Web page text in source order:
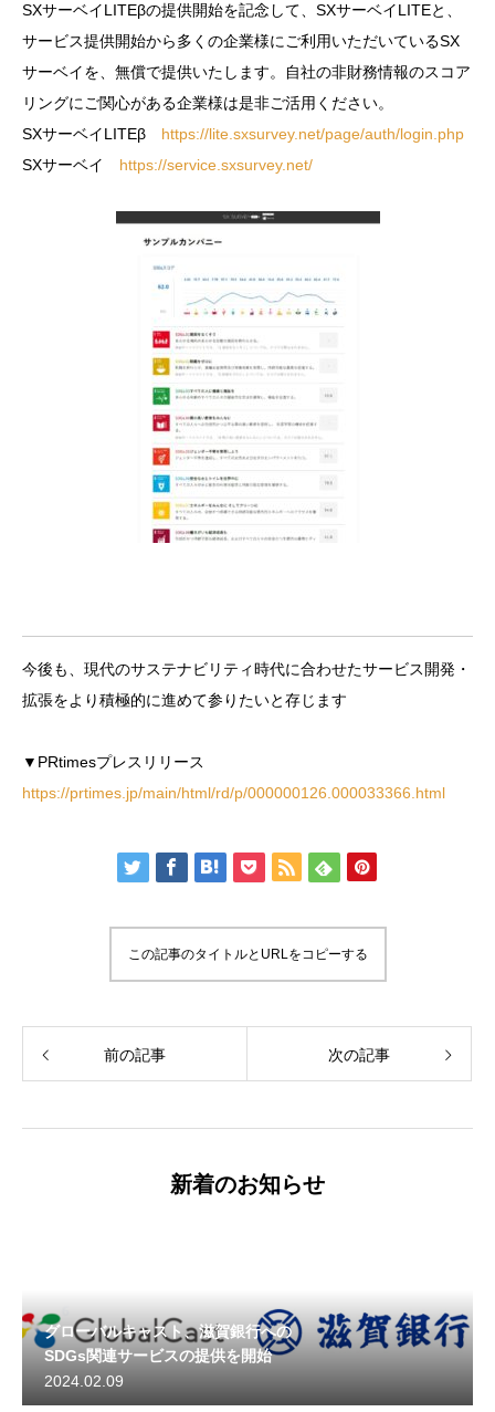
SXサーベイLITEβの提供開始を記念して、SXサーベイLITEと、
サービス提供開始から多くの企業様にご利用いただいているSX
サーベイを、無償で提供いたします。自社の非財務情報のスコア
リングにご関心がある企業様は是非ご活用ください。
SXサーベイLITEβ https://lite.sxsurvey.net/page/auth/login.php
SXサーベイ https://service.sxsurvey.net/
今後も、現代のサステナビリティ時代に合わせたサービス開発・
拡張をより積極的に進めて参りたいと存じます
▼PRtimesプレスリリース
https://prtimes.jp/main/html/rd/p/000000126.000033366.html
この記事のタイトルとURLをコピーする
前の記事 次の記事
新着のお知らせ
グローバルキャスト、滋賀銀行への
SDGs関連サービスの提供を開始
2024.02.09